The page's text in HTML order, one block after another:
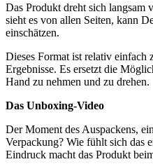
Das Produkt dreht sich langsam
sieht es von allen Seiten, kann
einschätzen.
Dieses Format ist relativ einfach
Ergebnisse. Es ersetzt die
Hand zu nehmen und zu drehen.
Das Unboxing-Video
Der Moment des Auspackens,
Verpackung? Wie fühlt sich das
Eindruck macht das Produkt